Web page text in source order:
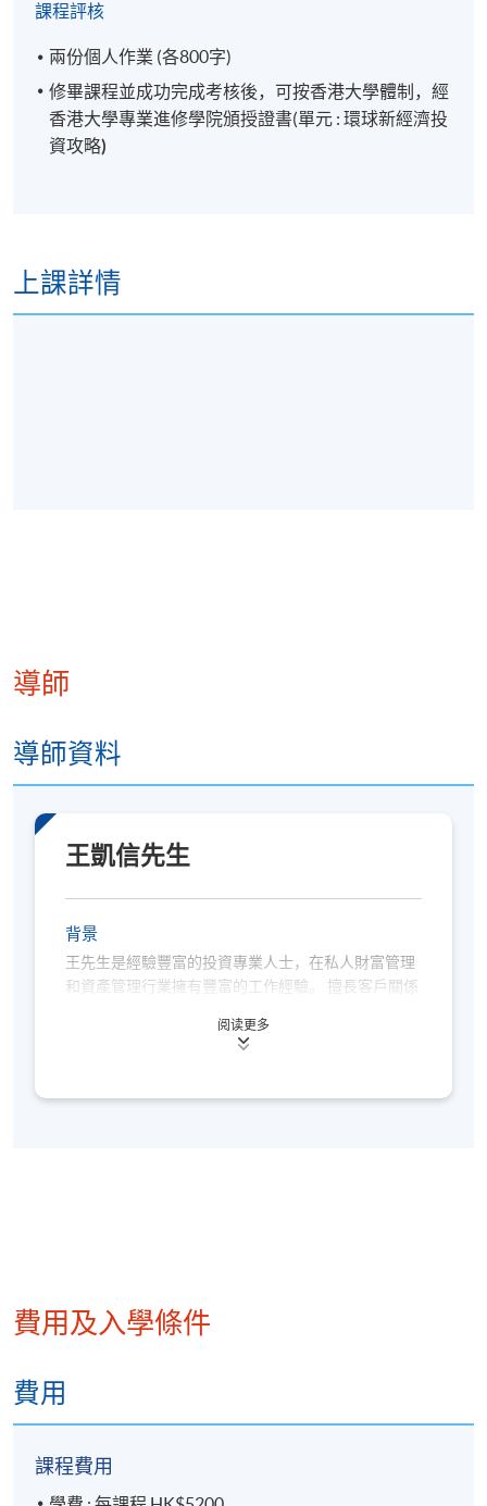
課程評核
兩份個人作業 (各800字)
修畢課程並成功完成考核後，可按香港大學體制，經
香港大學專業進修學院頒授證書(單元 : 環球新經濟投
資攻略)
上課詳情
導師
導師資料
王凱信先生
背景
王先生是經驗豐富的投資專業人士，在私人財富管理
和資產管理行業擁有豐富的工作經驗。 擅長客戶關係
資組合管理、資本市場資產配置等等的工作。
阅读更多
費用及入學條件
費用
課程費用